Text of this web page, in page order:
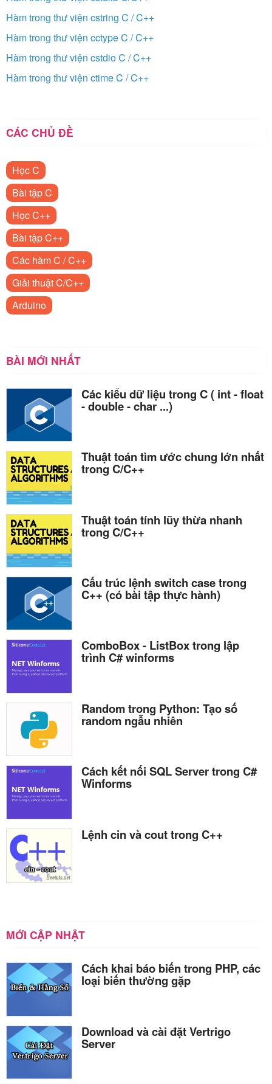
Hàm trong thư viện cstring C / C++
Hàm trong thư viện cctype C / C++
Hàm trong thư viện cstdio C / C++
Hàm trong thư viện ctime C / C++
CÁC CHỦ ĐỀ
Học C
Bài tập C
Học C++
Bài tập C++
Các hàm C / C++
Giải thuật C/C++
Arduino
BÀI MỚI NHẤT
Các kiểu dữ liệu trong C ( int - float
- double - char ...)
Thuật toán tìm ước chung lớn nhất
trong C/C++
Thuật toán tính lũy thừa nhanh
trong C/C++
Cấu trúc lệnh switch case trong
C++ (có bài tập thực hành)
ComboBox - ListBox trong lập
trình C# winforms
Random trong Python: Tạo số
random ngẫu nhiên
Cách kết nối SQL Server trong C#
Winforms
Lệnh cin và cout trong C++
MỚI CẬP NHẬT
Cách khai báo biến trong PHP, các
loại biến thường gặp
Download và cài đặt Vertrigo
Server